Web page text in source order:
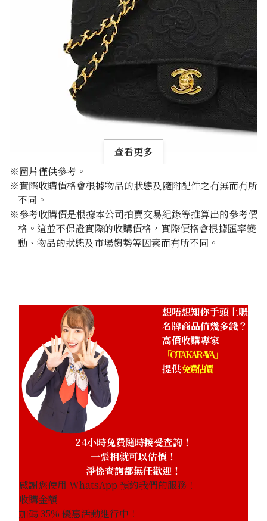
Chanel Camellia Chain Shoulder Bag Canvas Black
參考回收價
查看更多
※圖片僅供參考。
※實際收購價格會根據物品的狀態及隨附配件之有無而有所
不同。
※參考收購價是根據本公司拍賣交易紀錄等推算出的參考價
格。這並不保證實際的收購價格，實際價格會根據匯率變
動、物品的狀態及市場趨勢等因素而有所不同。
想唔想知你手頭上嘅
名牌商品值幾多錢？
高價收購專家
「OTAKARAYA」
提供免費估價
24小時免費隨時接受查詢！
一張相就可以估價！
淨係查詢都無任歡迎！
感謝您使用 WhatsApp 預約我們的服務！
收購金額
加碼35% 優惠活動進行中！